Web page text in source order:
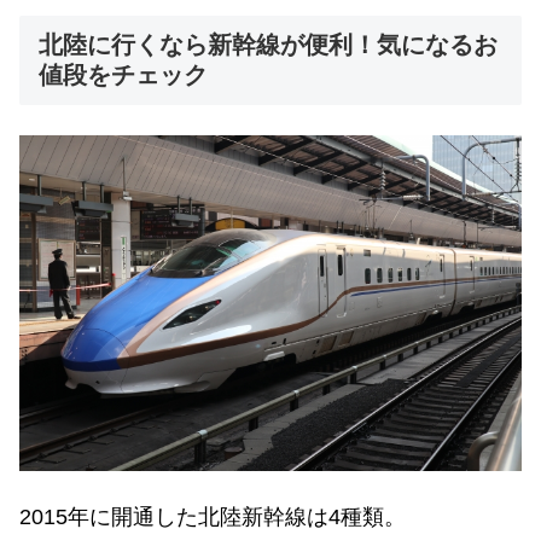
北陸に行くなら新幹線が便利！気になるお
値段をチェック
2015年に開通した北陸新幹線は4種類。